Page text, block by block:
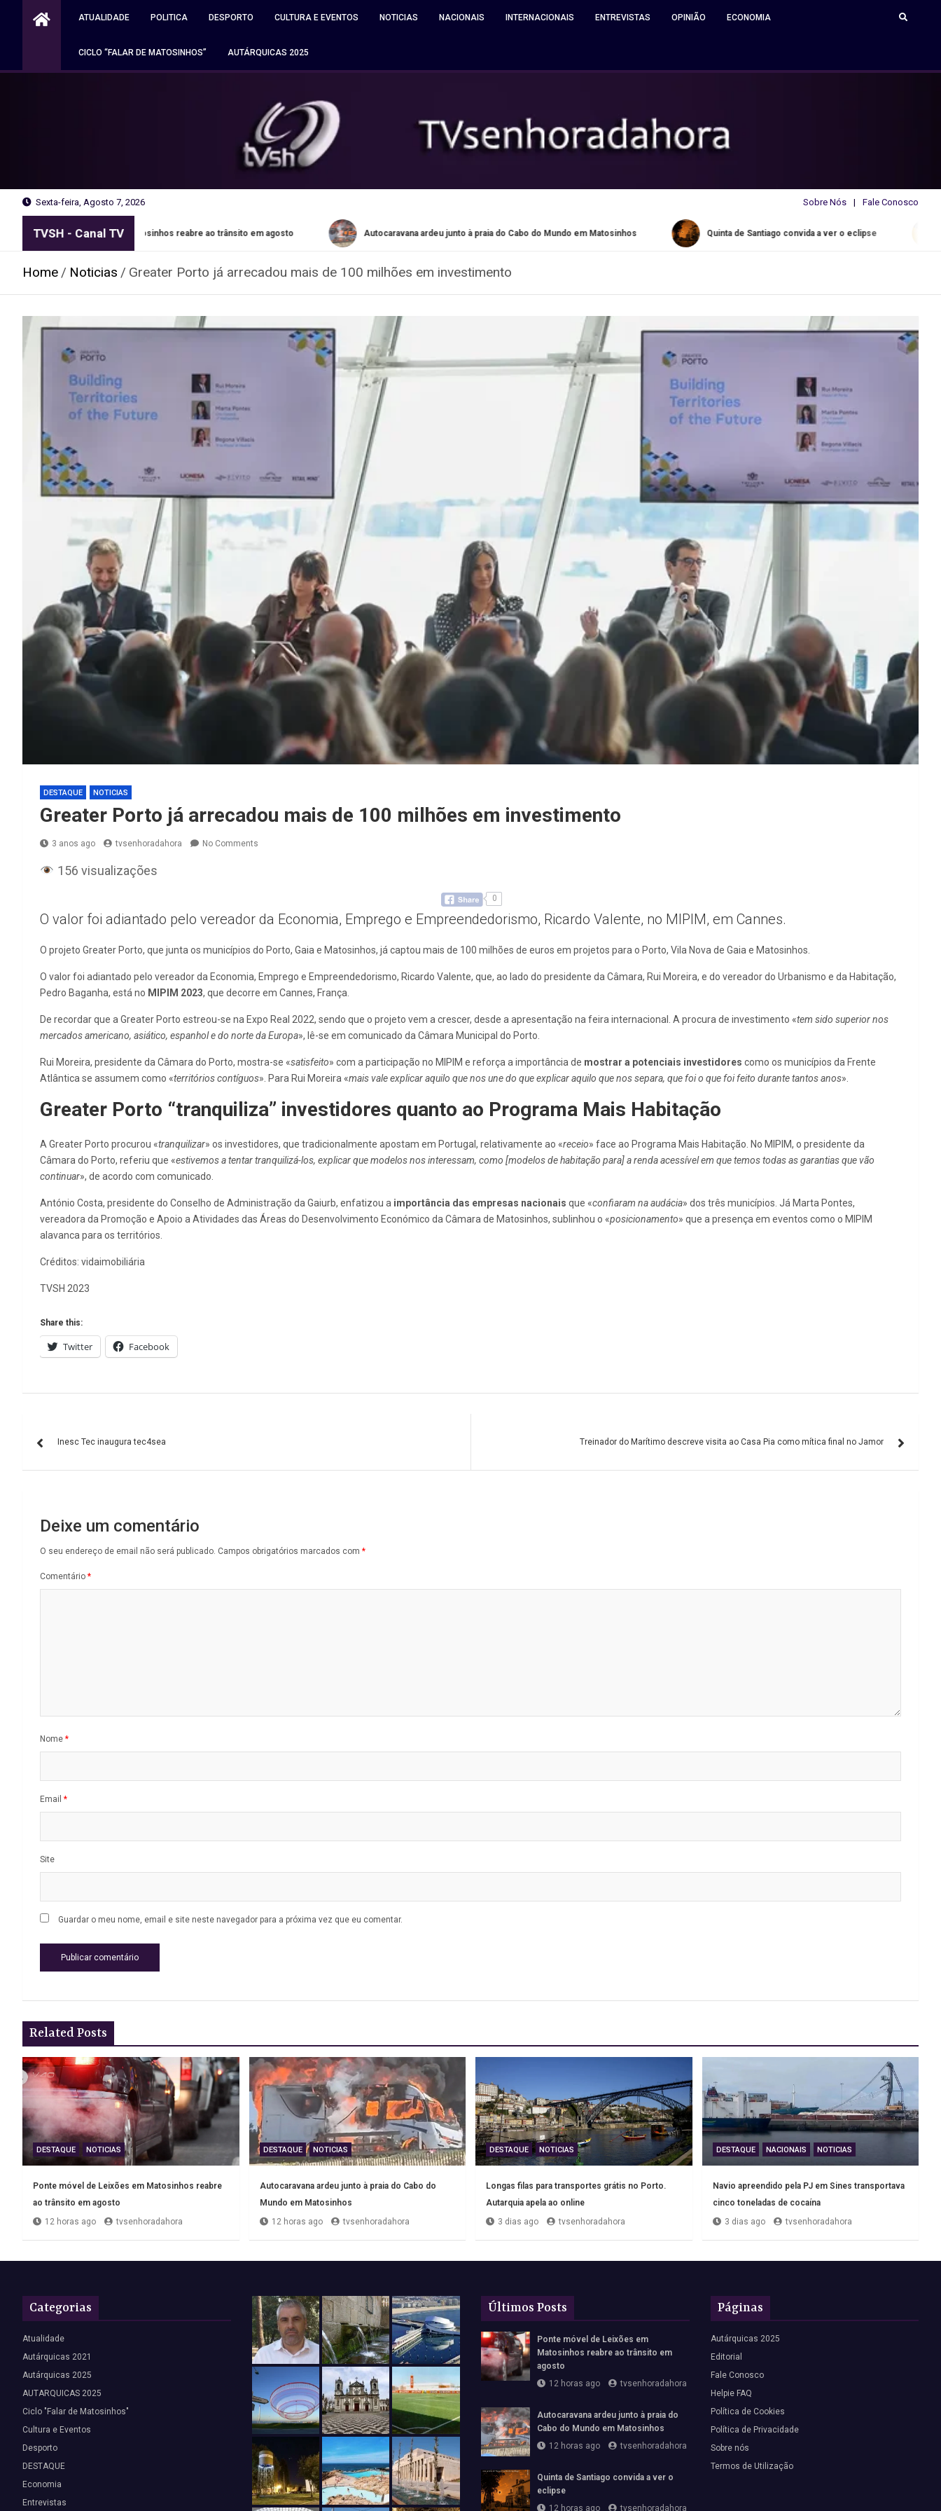
ATUALIDADE POLITICA DESPORTO CULTURA E EVENTOS NOTICIAS NACIONAIS INTERNACIONAIS ENTREVISTAS OPINIÃO ECONOMIA
CICLO “FALAR DE MATOSINHOS” AUTÁRQUICAS 2025
Sexta-feira, Agosto 7, 2026 Sobre Nós Fale Conosco
TVSH - Canal TV
de Leixões em Matosinhos reabre ao trânsito em agosto Autocaravana ardeu junto à praia do Cabo do Mundo em Matosinhos Quinta de Santiago convida a ver o eclipse
Home Noticias Greater Porto já arrecadou mais de 100 milhões em investimento
DESTAQUE NOTICIAS
Greater Porto já arrecadou mais de 100 milhões em investimento
3 anos ago tvsenhoradahora No Comments
156 visualizações
0
O valor foi adiantado pelo vereador da Economia, Emprego e Empreendedorismo, Ricardo Valente, no MIPIM, em Cannes.
O projeto Greater Porto, que junta os municípios do Porto, Gaia e Matosinhos, já captou mais de 100 milhões de euros em projetos para o Porto, Vila Nova de Gaia e Matosinhos.
O valor foi adiantado pelo vereador da Economia, Emprego e Empreendedorismo, Ricardo Valente, que, ao lado do presidente da Câmara, Rui Moreira, e do vereador do Urbanismo e da Habitação,
Pedro Baganha, está no MIPIM 2023, que decorre em Cannes, França.
De recordar que a Greater Porto estreou-se na Expo Real 2022, sendo que o projeto vem a crescer, desde a apresentação na feira internacional. A procura de investimento «tem sido superior nos
mercados americano, asiático, espanhol e do norte da Europa», lê-se em comunicado da Câmara Municipal do Porto.
Rui Moreira, presidente da Câmara do Porto, mostra-se «satisfeito» com a participação no MIPIM e reforça a importância de mostrar a potenciais investidores como os municípios da Frente
Atlântica se assumem como «territórios contíguos». Para Rui Moreira «mais vale explicar aquilo que nos une do que explicar aquilo que nos separa, que foi o que foi feito durante tantos anos».
Greater Porto “tranquiliza” investidores quanto ao Programa Mais Habitação
A Greater Porto procurou «tranquilizar» os investidores, que tradicionalmente apostam em Portugal, relativamente ao «receio» face ao Programa Mais Habitação. No MIPIM, o presidente da
Câmara do Porto, referiu que «estivemos a tentar tranquilizá-los, explicar que modelos nos interessam, como [modelos de habitação para] a renda acessível em que temos todas as garantias que vão
continuar», de acordo com comunicado.
António Costa, presidente do Conselho de Administração da Gaiurb, enfatizou a importância das empresas nacionais que «confiaram na audácia» dos três municípios. Já Marta Pontes,
vereadora da Promoção e Apoio a Atividades das Áreas do Desenvolvimento Económico da Câmara de Matosinhos, sublinhou o «posicionamento» que a presença em eventos como o MIPIM
alavanca para os territórios.
Créditos: vidaimobiliária
TVSH 2023
Share this:
Twitter Facebook
de
Inesc Tec inaugura tec4sea Treinador do Marítimo descreve visita ao Casa Pia como mítica final no Jamor
Deixe um comentário
O seu endereço de email não será publicado. Campos obrigatórios marcados com *
Comentário *
Nome *
Email *
Site
Guardar o meu nome, email e site neste navegador para a próxima vez que eu comentar.
Related Posts
DESTAQUE NOTICIAS
Ponte móvel de Leixões em Matosinhos reabre
ao trânsito em agosto
12 horas ago
tvsenhoradahora
DESTAQUE NOTICIAS
Autocaravana ardeu junto à praia do Cabo do
Mundo em Matosinhos
12 horas ago
tvsenhoradahora
DESTAQUE NOTICIAS
Longas filas para transportes grátis no Porto.
Autarquia apela ao online
3 dias ago
tvsenhoradahora
DESTAQUE NACIONAIS NOTICIAS
Navio apreendido pela PJ em Sines transportava
cinco toneladas de cocaína
3 dias ago
tvsenhoradahora
Categorias
Atualidade
Autárquicas 2021
Autárquicas 2025
AUTARQUICAS 2025
Ciclo "Falar de Matosinhos"
Cultura e Eventos
Desporto
DESTAQUE
Economia
Entrevistas
Últimos Posts
Ponte móvel de Leixões em
Matosinhos reabre ao trânsito em
agosto
12 horas ago
tvsenhoradahora
Autocaravana ardeu junto à praia do
Cabo do Mundo em Matosinhos
12 horas ago
tvsenhoradahora
Quinta de Santiago convida a ver o
eclipse
12 horas ago
tvsenhoradahora
Páginas
Autárquicas 2025
Editorial
Fale Conosco
Helpie FAQ
Política de Cookies
Política de Privacidade
Sobre nós
Termos de Utilização